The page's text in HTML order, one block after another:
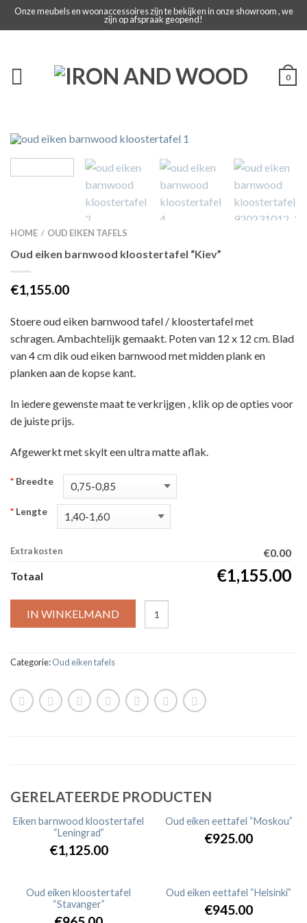
Onze meubels en woonaccessoires zijn te bekijken in onze showroom , we
zijn op afspraak geopend!
0
HOME / OUD EIKEN TAFELS
Oud eiken barnwood kloostertafel “Kiev”
€1,155.00
Stoere oud eiken barnwood tafel / kloostertafel met
schragen. Ambachtelijk gemaakt. Poten van 12 x 12 cm. Blad
van 4 cm dik oud eiken barnwood met midden plank en
planken aan de kopse kant.
In iedere gewenste maat te verkrijgen , klik op de opties voor
de juiste prijs.
Afgewerkt met skylt een ultra matte aflak.
* Breedte
* Lengte
Extra kosten
€0.00
Totaal
€1,155.00
IN WINKELMAND
Categorie:Oud eiken tafels
GERELATEERDE PRODUCTEN
Eiken barnwood kloostertafel
“Leningrad”
€1,125.00
Oud eiken eettafel “Moskou”
€925.00
Oud eiken kloostertafel
“Stavanger”
Oud eiken eettafel “Helsinki”
€945.00